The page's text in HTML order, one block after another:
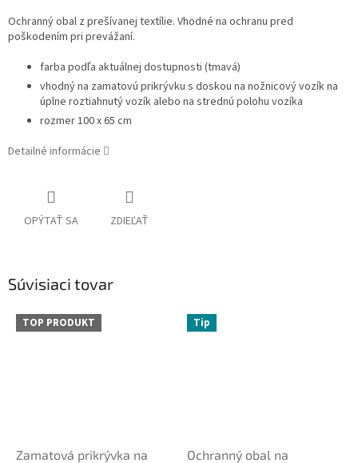
Ochranný obal z prešívanej textílie. Vhodné na ochranu pred
poškodením pri prevážaní.
farba podľa aktuálnej dostupnosti (tmavá)
vhodný na zamatovú prikrývku s doskou na nožnicový vozík na
úplne roztiahnutý vozík alebo na strednú polohu vozíka
rozmer 100 x 65 cm
Detailné informácie
OPÝTAŤ SA ZDIEĽAŤ
Súvisiaci tovar
TOP PRODUKT
Zamatová prikrývka na
Tip
Ochranný obal na